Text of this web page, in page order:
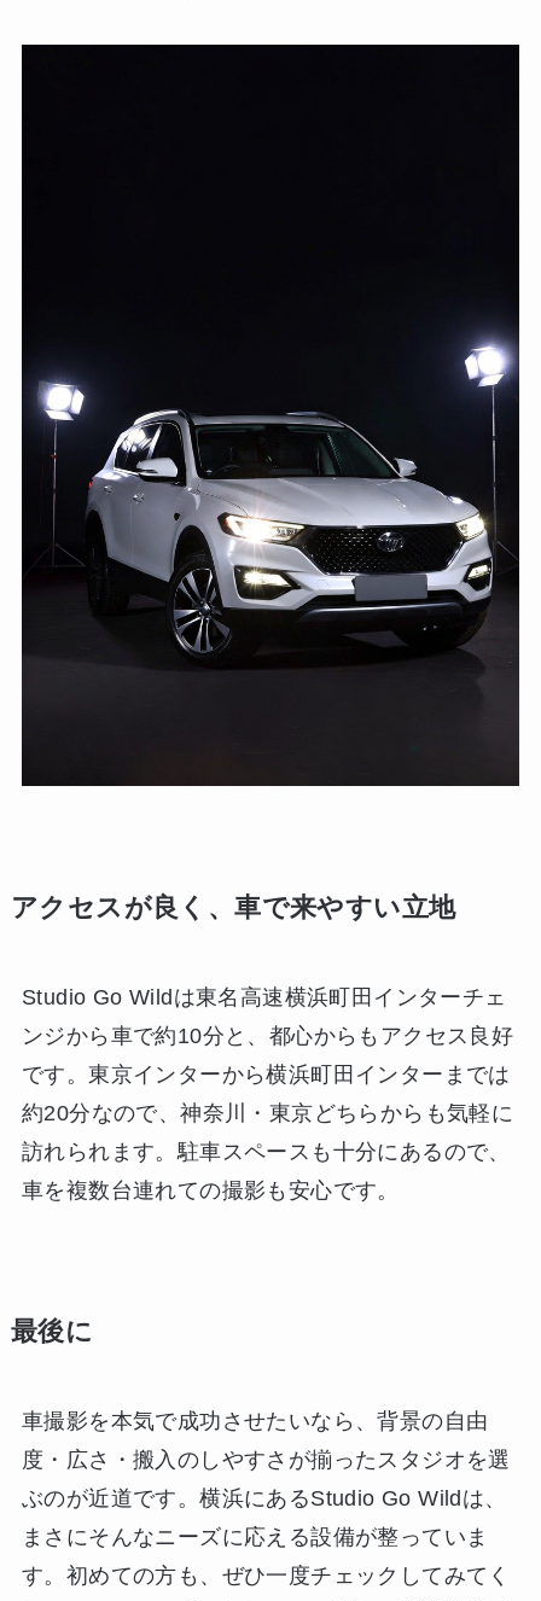
アクセスが良く、車で来やすい立地
Studio Go Wildは東名高速横浜町田インターチェ
ンジから車で約10分と、都心からもアクセス良好
です。東京インターから横浜町田インターまでは
約20分なので、神奈川・東京どちらからも気軽に
訪れられます。駐車スペースも十分にあるので、
車を複数台連れての撮影も安心です。
最後に
車撮影を本気で成功させたいなら、背景の自由
度・広さ・搬入のしやすさが揃ったスタジオを選
ぶのが近道です。横浜にあるStudio Go Wildは、
まさにそんなニーズに応える設備が整っていま
す。初めての方も、ぜひ一度チェックしてみてく